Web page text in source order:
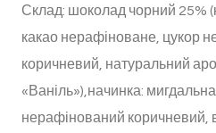
Склад: шоколад чорний 25%
какао нерафіноване, цукор
коричневий, натуральний
«Ваніль»),начинка:
нерафінований коричневий,